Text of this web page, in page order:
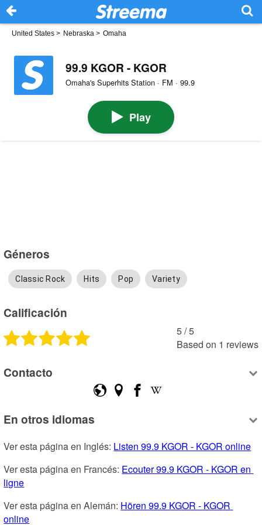
United States > Nebraska > Omaha
99.9 KGOR - KGOR
Omaha's Superhits Station · FM · 99.9
Play
Géneros
Classic Rock Hits Pop Variety
Calificación
5 /5
Based on 1 reviews
Contacto
En otros idiomas
Ver esta página en Inglés: Listen 99.9 KGOR - KGOR online
Ver esta página en Francés: Ecouter 99.9 KGOR - KGOR en
ligne
Ver esta página en Alemán: Hören 99.9 KGOR - KGOR
online